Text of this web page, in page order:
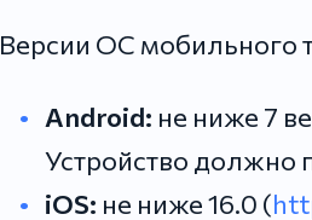
Версии ОС мобильного
Android: не ниже 7
Устройство должно
iOS: не ниже 16.0 (